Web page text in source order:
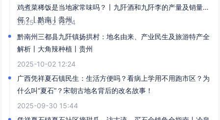
鸡煮菜稀饭是当地家常味吗？丨九阡酒和九阡李的产量及销量如
何？丨黔南丨贵州
2025-10-02 12:24
黔南州三都县九阡镇扬拱村：地名由来、产业民生及旅游特产全
解析丨大角辣种植丨贵州
2025-10-02 12:24
广西凭祥夏石镇民生：生活方便吗？看病上学用不用跑市区？为
什么叫“夏石”？宋朝古地名背后的改名故事！​
2025-09-30 15:44